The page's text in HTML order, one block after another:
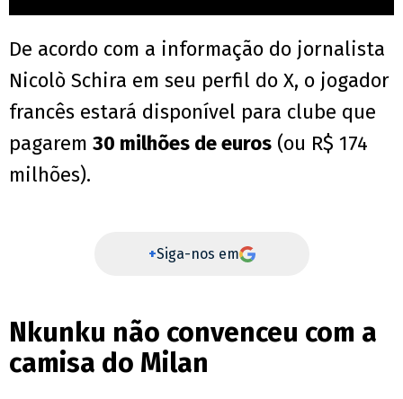
De acordo com a informação do jornalista
Nicolò Schira em seu perfil do X, o jogador
francês estará disponível para clube que
pagarem 30 milhões de euros (ou R$ 174
milhões).
+Siga-nos em
Nkunku não convenceu com a
camisa do Milan